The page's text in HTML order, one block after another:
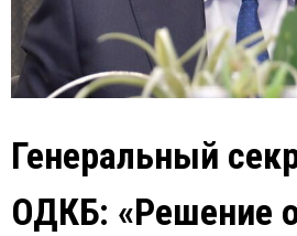
Генеральный
ОДКБ: «Решение